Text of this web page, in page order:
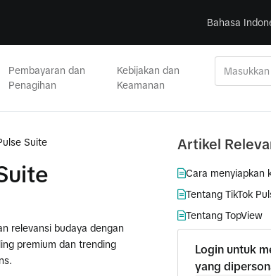
Bahasa
Pembayaran dan
Penagihan
Kebijakan dan
Keamanan
Suite
relevansi budaya dengan
premium dan trending
Artikel
Cara menyiapkan
Tentang TikTok
Tentang TopView
Login untuk
yang